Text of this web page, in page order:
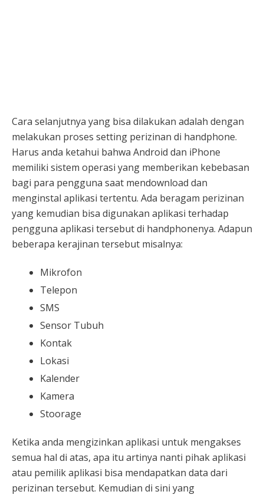
Cara selanjutnya yang bisa dilakukan adalah dengan
melakukan proses setting perizinan di handphone.
Harus anda ketahui bahwa Android dan iPhone
memiliki sistem operasi yang memberikan kebebasan
bagi para pengguna saat mendownload dan
menginstal aplikasi tertentu. Ada beragam perizinan
yang kemudian bisa digunakan aplikasi terhadap
pengguna aplikasi tersebut di handphonenya. Adapun
beberapa kerajinan tersebut misalnya:
Mikrofon
Telepon
SMS
Sensor Tubuh
Kontak
Lokasi
Kalender
Kamera
Stoorage
Ketika anda mengizinkan aplikasi untuk mengakses
semua hal di atas, apa itu artinya nanti pihak aplikasi
atau pemilik aplikasi bisa mendapatkan data dari
perizinan tersebut. Kemudian di sini yang